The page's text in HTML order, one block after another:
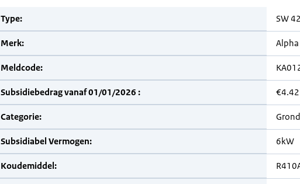
Type: SW
Merk:
Meldcode:
Subsidiebedrag vanaf 01/01/2026 :
Categorie:
Subsidiabel Vermogen: 6kW
Koudemiddel: